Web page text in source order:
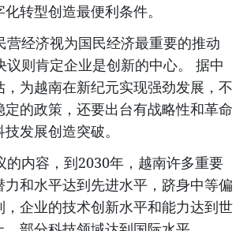
转型创造最便利条件。
营经济视为国民经济最重要的推动
议则肯定企业是创新的中心。 据中
为越南在新纪元实现强劲发展，不
的政策，还要出台有战略性和革命
发展创造突破。
的内容，到2030年，越南许多重要
和水平达到先进水平，跻身中等偏
，企业的技术创新水平和能力达到世